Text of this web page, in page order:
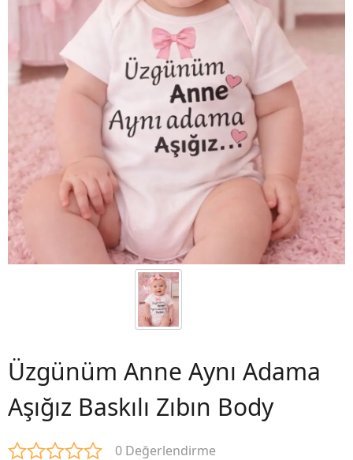
Üzgünüm Anne Aynı Adama
Aşığız Baskılı Zıbın Body
0 Değerlendirme